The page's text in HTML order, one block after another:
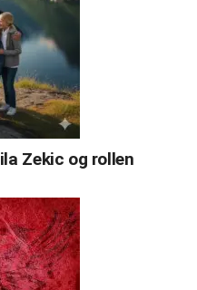
Zekic og rollen